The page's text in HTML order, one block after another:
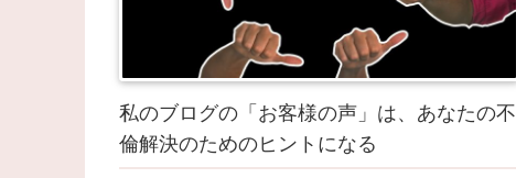
私のブログの「お客様の声」は、あなたの不
倫解決のためのヒントになる